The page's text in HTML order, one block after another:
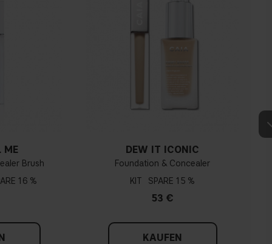
feuchtigkeitsspendend?
Gesicht verwenden?
sein?
ME
Brush
16 %
DEW IT ICONIC
Foundation & Concealer
KIT
15 %
53 €
KAUFEN